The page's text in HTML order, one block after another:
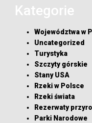
Kategorie
Województwa w
Uncategorized
Turystyka
Szczyty górskie
Stany USA
Rzeki w Polsce
Rzeki świata
Rezerwaty
Parki Narodowe